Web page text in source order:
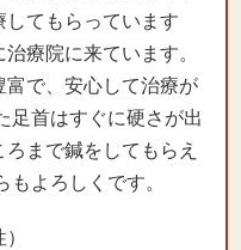
てもらっています
療院に来ています。
で、安心して治療が
足首はすぐに硬さが出
まで鍼をしてもらえ
よろしくです。